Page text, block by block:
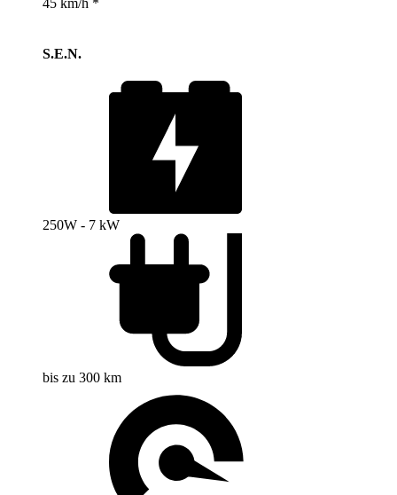
45 km/h *
S.E.N.
250W - 7 kW
bis zu 300 km